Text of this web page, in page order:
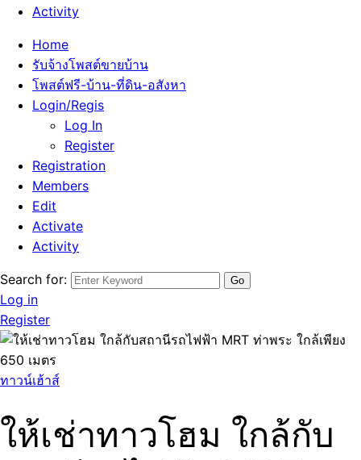
Activity
Home
รับจ้างโพสต์ขายบ้าน
โพสต์ฟรี-บ้าน-ที่ดิน-อสังหา
Login/Regis
Log In
Register
Registration
Members
Edit
Activate
Activity
Search for:
Log in
Register
ทาวน์เฮ้าส์
ให้เช่าทาวโฮม ใกล้กับ